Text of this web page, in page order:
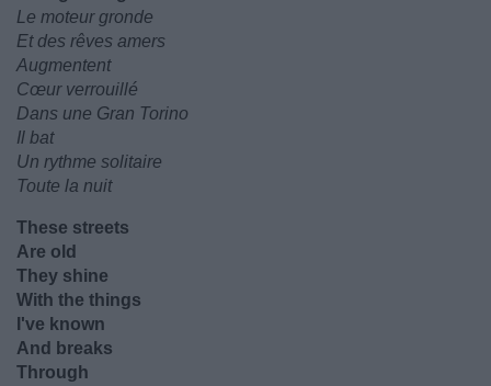
Le moteur gronde
Et des rêves amers
Augmentent
Cœur verrouillé
Dans une Gran Torino
Il bat
Un rythme solitaire
Toute la nuit
These streets
Are old
They shine
With the things
I've known
And breaks
Through